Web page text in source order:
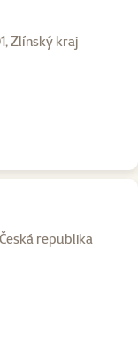
Zlínský kraj
republika